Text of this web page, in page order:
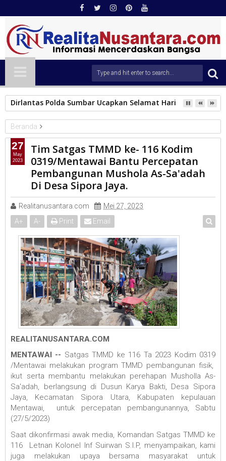
Dirlantas Polda Sumbar Ucapkan Selamat Hari Dharma
Beranda
KAB.MENTAWAI
Tim Satgas TMMD ke- 116 Kodim 0319/Mentawai Bantu
Percepatan Pembangunan Mushola As-Sa'adah Di Desa Sipora
Tim Satgas TMMD ke- 116 Kodim
0319/Mentawai Bantu Percepatan
Pembangunan Mushola As-Sa'adah
Di Desa Sipora Jaya.
Realitanusantara.com
Mei 27, 2023
A+ A- Print Email
REALITANUSANTARA.COM
MENTAWAI -- Satgas TMMD ke 116 Ta 2023 Kodim 0319
/Mentawai melakukan program TMMD pembangunan fisik,
ikut serta membantu melakukan perehapan Musholla As-
Sa'adah, berlangsung di Dusun Karya Bakti, Desa Sipora
Jaya, Kecamatan Sipora Utara, Kabupaten kepulauan
Mentawai, untuk percepatan pembangunannya, Sabtu
(27/5/2023)
Saat dikonfirmasi awak media, Komandan Satgas TMMD ke
116 Letnan Kolonel Inf Suirwan S.I.P, menyampaikan, kami
juga melakukan upaya bersama masyarakat untuk
27
May
2023